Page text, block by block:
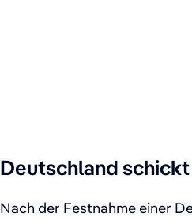
Deutschland
Nach der Festnahme einer